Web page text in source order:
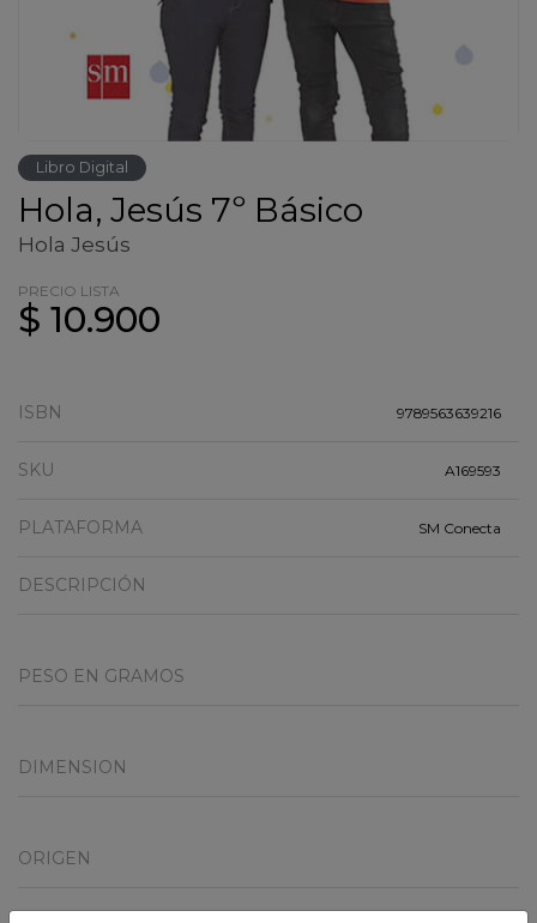
Libro Digital
Hola, Jesús 7º Básico
Hola Jesús
PRECIO LISTA
$ 10.900
ISBN 9789563639216
SKU A169593
PLATAFORMA SM Conecta
DESCRIPCIÓN
PESO EN GRAMOS
DIMENSION
ORIGEN